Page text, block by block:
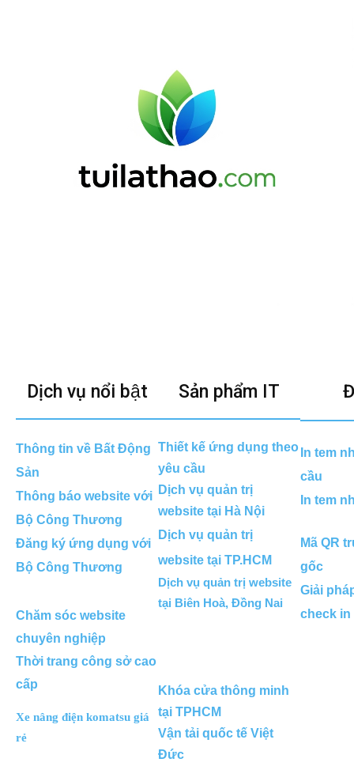
Dịch vụ nổi bật
Thông tin về Bất Động
Sản
Thông báo website với
Bộ Công Thương
Đăng ký ứng dụng với
Bộ Công Thương
Chăm sóc website
chuyên nghiệp
Thời trang công sở cao
cấp
Xe nâng điện komatsu giá
rẻ
Sản phẩm IT
Thiết kế ứng dụng theo
yêu cầu
Dịch vụ quản trị
website tại Hà Nội
Dịch vụ quản trị
website tại TP.HCM
Dịch vụ quản trị website
tại Biên Hoà, Đồng Nai
Khóa cửa thông minh
tại TPHCM
Vận tải quốc tế Việt
Đức
In tem
cầu
In tem
Mã QR
gốc
Giải
check